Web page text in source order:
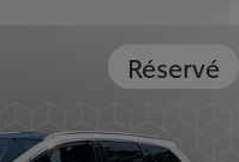
Réservé